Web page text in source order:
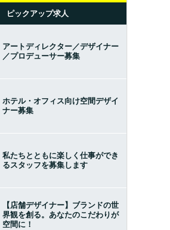
ピックアップ求人
アートディレクター／デザイナー
／プロデューサー募集
ホテル・オフィス向け空間デザイ
ナー募集
私たちとともに楽しく仕事ができ
るスタッフを募集します
【店舗デザイナー】ブランドの世
界観を創る。あなたのこだわりが
空間に！